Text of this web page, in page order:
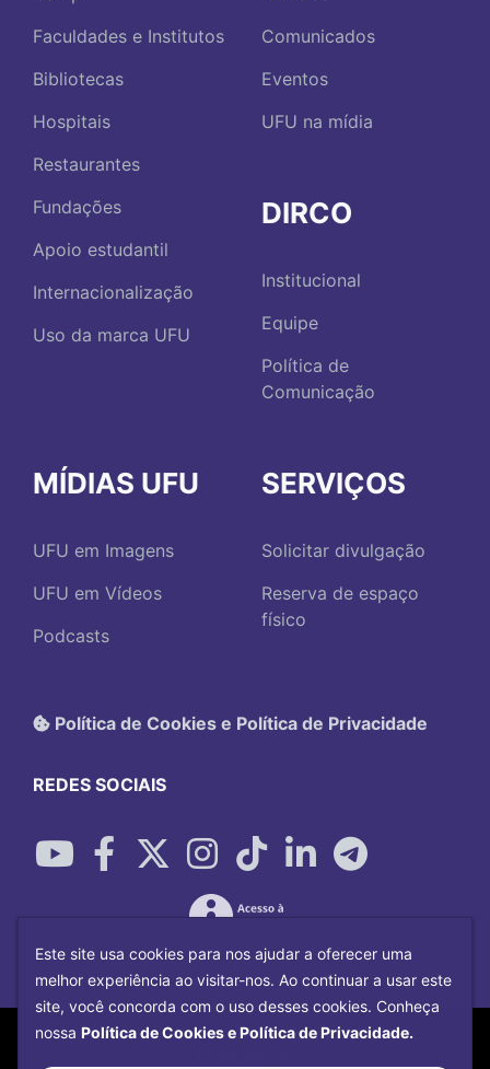
Faculdades e Institutos
Bibliotecas
Hospitais
Restaurantes
Fundações
Apoio estudantil
Internacionalização
Uso da marca UFU
Comunicados
Eventos
UFU na mídia
DIRCO
Institucional
Equipe
Política de
Comunicação
MÍDIAS UFU
UFU em Imagens
UFU em Vídeos
Podcasts
SERVIÇOS
Solicitar divulgação
Reserva de espaço
físico
Política de Cookies e Política de Privacidade
REDES SOCIAIS
Copyright©2026Universidade Federal
Este site usa cookies para nos ajudar a oferecer uma
melhor experiência ao visitar-nos. Ao continuar a usar este
site, você concorda com o uso desses cookies. Conheça
nossa Política de Cookies e Política de Privacidade.